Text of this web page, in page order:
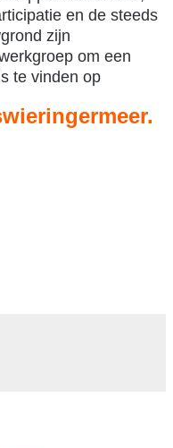
en de steeds
zijn
om een
te vinden op